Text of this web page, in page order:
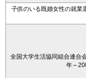
子供のいる既婚女性の就業
全国大学生活協同組合連合
年～